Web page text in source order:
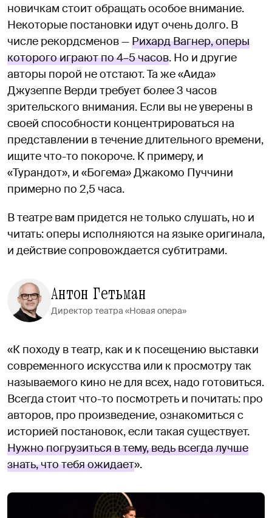
новичкам стоит обращать особое внимание.
Некоторые постановки идут очень долго. В
числе рекордсменов —Рихард Вагнер, оперы
которого играют по 4–5 часов. Но и другие
авторы порой не отстают. Та же «Аида»
Джузеппе Верди требует более 3 часов
зрительского внимания. Если вы не уверены в
своей способности концентрироваться на
представлении в течение длительного времени,
ищите что-то покороче. К примеру, и
«Турандот», и «Богема» Джакомо Пуччини
примерно по 2,5 часа.
В театре вам придется не только слушать, но и
читать: оперы исполняются на языке оригинала,
и действие сопровождается субтитрами.
Антон Гетьман
Директор театра «Новая опера»
«К походу в театр, как и к посещению выставки
современного искусства или к просмотру так
называемого кино не для всех, надо готовиться.
Всегда стоит что-то посмотреть и почитать: про
авторов, про произведение, ознакомиться с
историей постановок, если такая существует.
Нужно погрузиться в тему, ведь всегда лучше
знать, что тебя ожидает».